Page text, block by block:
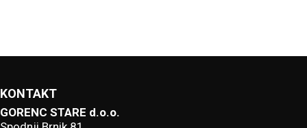
KONTAKT
GORENC STARE d.o.o.